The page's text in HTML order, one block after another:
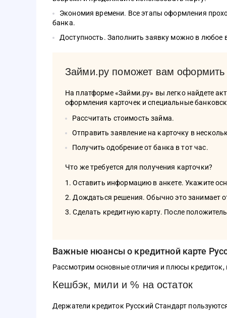
Экономия времени. Все этапы оформления
банка.
Доступность. Заполнить заявку можно в любое
Займи.ру поможет вам оформить
На платформе «Займи.ру» вы легко найдете
оформления карточек и специальные
Рассчитать стоимость займа.
Отправить заявление на карточку в
Получить одобрение от банка в тот час.
Что же требуется для получения карточки?
Оставить информацию в анкете. Укажите
Дождаться решения. Обычно это занимает
Сделать кредитную карту. После
Важные нюансы о кредитной карте
Рассмотрим основные отличия и плюсы
Кешбэк, мили и % на остаток
Держатели кредиток Русский Стандарт